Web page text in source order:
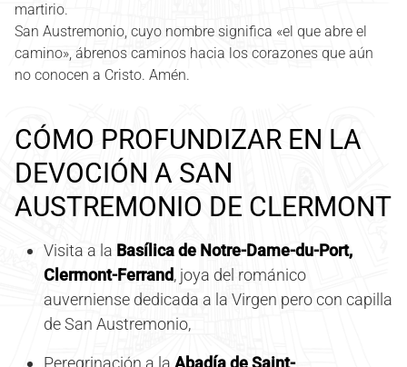
martirio.
San Austremonio, cuyo nombre significa «el que abre el
camino», ábrenos caminos hacia los corazones que aún
no conocen a Cristo. Amén.
CÓMO PROFUNDIZAR EN LA
DEVOCIÓN A SAN
AUSTREMONIO DE CLERMONT
Visita a la Basílica de Notre-Dame-du-Port,
Clermont-Ferrand, joya del románico
auverniense dedicada a la Virgen pero con capilla
de San Austremonio,
Peregrinación a la Abadía de Saint-